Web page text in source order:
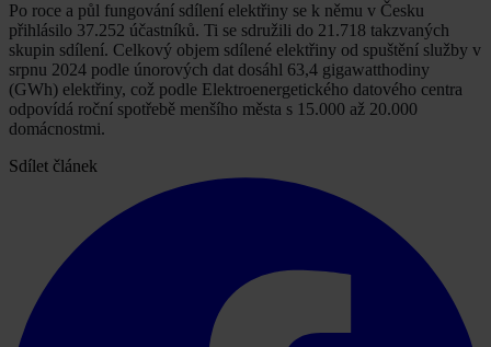
Po roce a půl fungování sdílení elektřiny se k němu v Česku
přihlásilo 37.252 účastníků. Ti se sdružili do 21.718 takzvaných
skupin sdílení. Celkový objem sdílené elektřiny od spuštění služby v
srpnu 2024 podle únorových dat dosáhl 63,4 gigawatthodiny
(GWh) elektřiny, což podle Elektroenergetického datového centra
odpovídá roční spotřebě menšího města s 15.000 až 20.000
domácnostmi.
Sdílet článek